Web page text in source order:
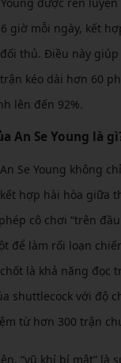
giờ mỗi ngày, kết
thủ. Điều này
kéo dài hơn 60
lên đến 92%.
An Se Young là
Se Young không
hợp hài hòa giữa
cô chơi “trên
để làm rối loạn
là khả năng đọc
shuttlecock với độ
từ hơn 300 trận
“vũ khí bí mật” là